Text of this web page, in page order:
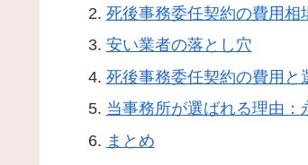
死後事務委任契約の費用相
安い業者の落とし穴
死後事務委任契約の費用と
当事務所が選ばれる理由
まとめ